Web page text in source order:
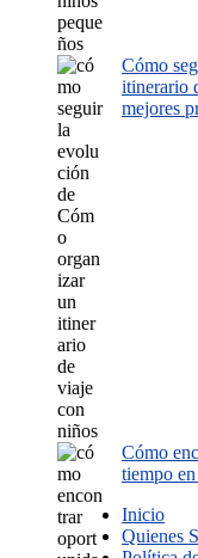
Cómo
itinerario
mejores
Cómo
tiempo
Inicio
Quienes